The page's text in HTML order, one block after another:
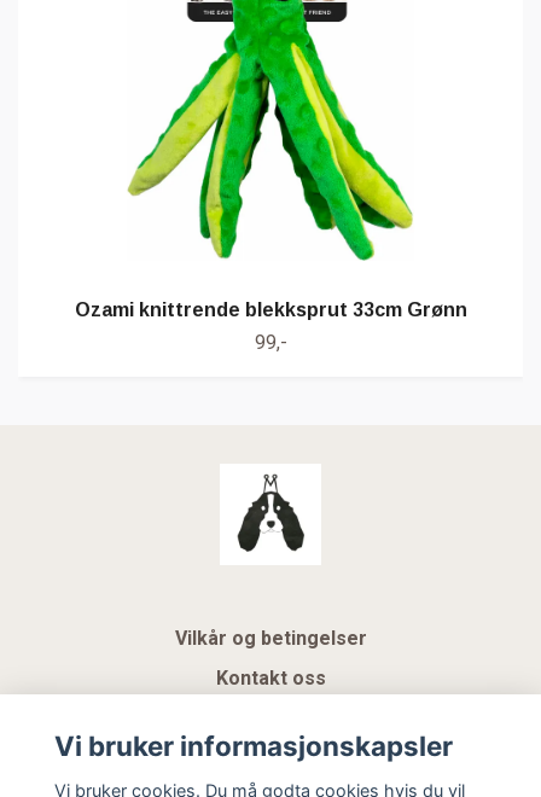
Ozami knittrende blekksprut 33cm Grønn
99,-
Vilkår og betingelser
Kontakt oss
Gavekort
Vi bruker informasjonskapsler
Vi bruker cookies. Du må godta cookies hvis du vil